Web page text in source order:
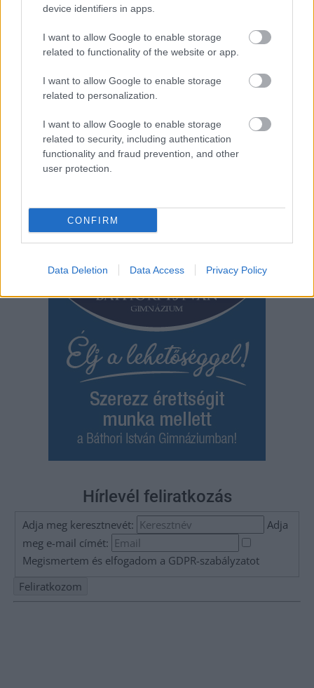
device identifiers in apps.
I want to allow Google to enable storage
related to functionality of the website or app.
I want to allow Google to enable storage
related to personalization.
I want to allow Google to enable storage
related to security, including authentication
functionality and fraud prevention, and other
user protection.
CONFIRM
Data Deletion Data Access Privacy Policy
2026.08.06. Kiss Lajos
Sok volt az igazolatlan hiányzás, Pócs János
fizetéslevonást kapott, más fideszesek még
kevesebbet vittek haza
A jászsági fideszes képviselő túl sokszor hiányzott
JNSZ megyei hírek
Hírlevél feliratkozás
Adja meg keresztnevét:
Adja
meg e-mail címét:
Megismertem és elfogadom a GDPR-szabályzatot